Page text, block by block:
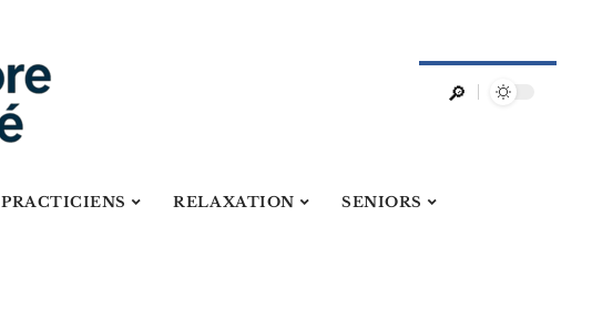
PRACTICIENS RELAXATION SENIORS